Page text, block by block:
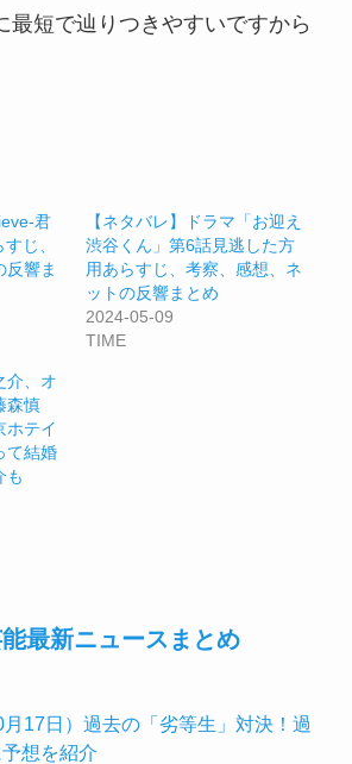
最短で辿りつきやすいですから
君
じ、
反響ま
【ネタバレ】ドラマ「お迎え
渋谷くん」第6話見逃した方
用あらすじ、考察、感想、ネ
ットの反響まとめ
2024-05-09
TIME
介、オ
森慎
ホテイ
て結婚
も
能最新ニュースまとめ
17日）過去の「劣等生」対決！過
想を紹介